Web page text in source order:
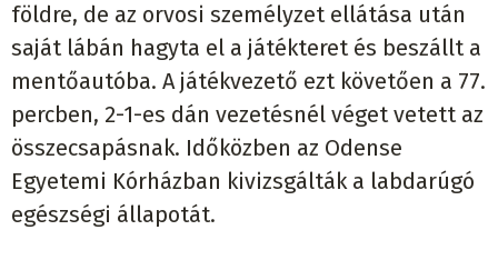
földre, de az orvosi személyzet ellátása után
saját lábán hagyta el a játékteret és beszállt a
mentőautóba. A játékvezető ezt követően a 77.
percben, 2-1-es dán vezetésnél véget vetett az
összecsapásnak. Időközben az Odense
Egyetemi Kórházban kivizsgálták a labdarúgó
egészségi állapotát.